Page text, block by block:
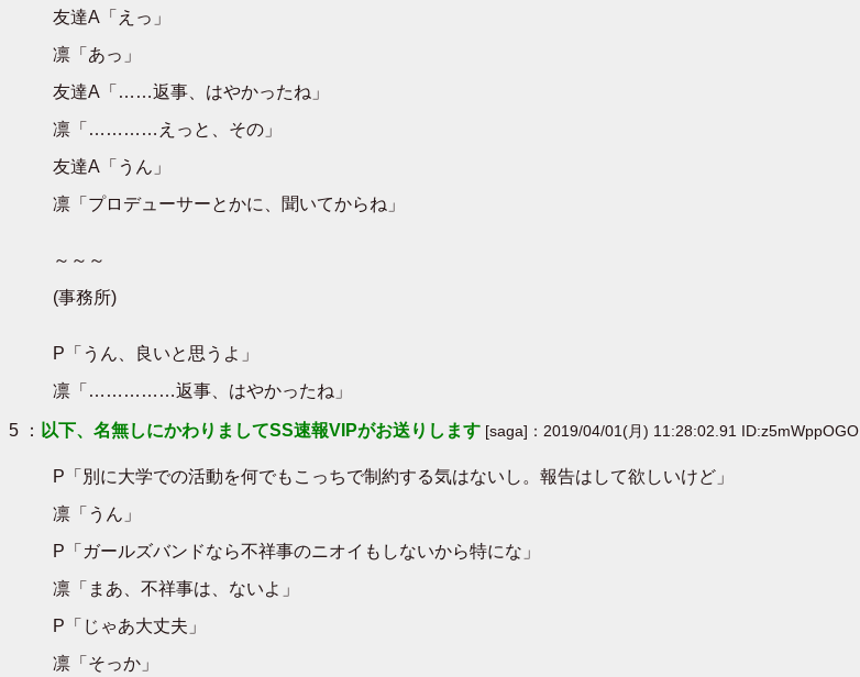
友達A「えっ」
凛「あっ」
友達A「……返事、はやかったね」
凛「…………えっと、その」
友達A「うん」
凛「プロデューサーとかに、聞いてからね」
～～～
(事務所)
P「うん、良いと思うよ」
凛「……………返事、はやかったね」
5 ： 以下、名無しにかわりましてSS速報VIPがお送りします [saga]：2019/04/01(月) 11:28:02.91 ID:z5mWppOGO
P「別に大学での活動を何でもこっちで制約する気はないし。報告はして欲しいけど」
凛「うん」
P「ガールズバンドなら不祥事のニオイもしないから特にな」
凛「まあ、不祥事は、ないよ」
P「じゃあ大丈夫」
凛「そっか」